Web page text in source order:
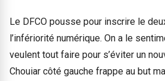
Le DFCO pousse pour inscrire le
l’infériorité numérique. On a le
veulent tout faire pour s’éviter un
Chouiar côté gauche frappe au but